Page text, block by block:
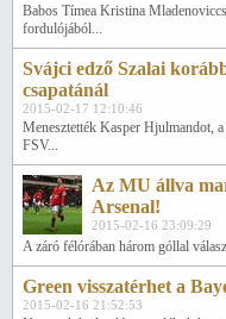
Babos Tímea Kristina
fordulójából...
Svájci edző Szalai
csapatánál
2015-02-17 12:10:46
Menesztették Kasper Hjulmandot,
FSV...
Az MU állva
Arsenal!
2015-02-16 23:09:29
A záró félórában három góllal
Green visszatérhet a
2015-02-16 21:52:53